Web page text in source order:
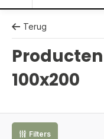
Terug
100x200
Filters